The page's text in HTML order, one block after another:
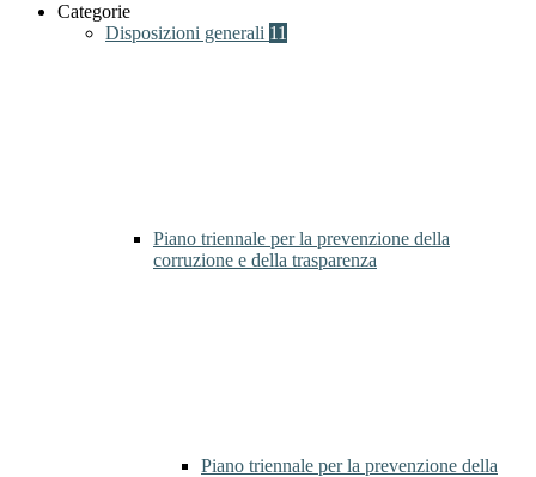
Categorie
Disposizioni generali 11
Piano triennale per la prevenzione della
corruzione e della trasparenza
Piano triennale per la prevenzione della